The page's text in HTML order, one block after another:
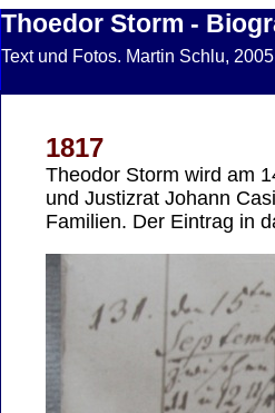
Thoedor Storm -
Text und Fotos. Martin Schlu,
1817
Theodor Storm wird am
und Justizrat Johann
Familien. Der Eintrag in